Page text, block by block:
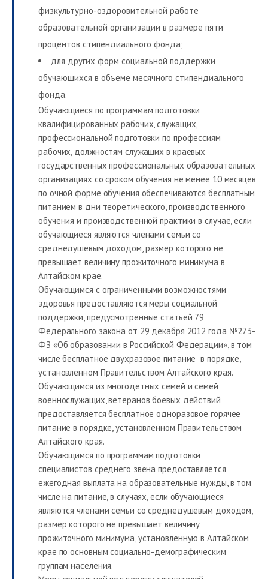
физкультурно-оздоровительной работе
образовательной организации в размере пяти
процентов стипендиального фонда;
для других форм социальной поддержки
обучающихся в объеме месячного стипендиального
фонда.
Обучающиеся по программам подготовки
квалифицированных рабочих, служащих,
профессиональной подготовки по профессиям
рабочих, должностям служащих в краевых
государственных профессиональных образовательных
организациях со сроком обучения не менее 10 месяцев
по очной форме обучения обеспечиваются бесплатным
питанием в дни теоретического, производственного
обучения и производственной практики в случае, если
обучающиеся являются членами семьи со
среднедушевым доходом, размер которого не
превышает величину прожиточного минимума в
Алтайском крае.
Обучающимся с ограниченными возможностями
здоровья предоставляются меры социальной
поддержки, предусмотренные статьей 79
Федерального закона от 29 декабря 2012 года №273-
ФЗ «Об образовании в Российской Федерации», в том
числе бесплатное двухразовое питание в порядке,
установленном Правительством Алтайского края.
Обучающимся из многодетных семей и семей
военнослужащих, ветеранов боевых действий
предоставляется бесплатное одноразовое горячее
питание в порядке, установленном Правительством
Алтайского края.
Обучающимся по программам подготовки
специалистов среднего звена предоставляется
ежегодная выплата на образовательные нужды, в том
числе на питание, в случаях, если обучающиеся
являются членами семьи со среднедушевым доходом,
размер которого не превышает величину
прожиточного минимума, установленную в Алтайском
крае по основным социально-демографическим
группам населения.